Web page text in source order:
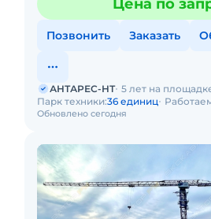
Цена по
Позвонить Заказать
Обновлено сегодня
АНТАРЕС-НТ 5 лет на
Парк техники:36 единиц